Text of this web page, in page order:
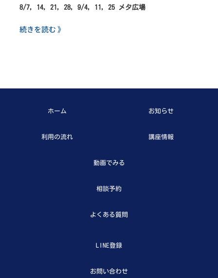
8/7, 14, 21, 28, 9/4, 11, 25 メタ広場
続きを読む 》
ホーム お知らせ
利用の流れ 講座情報
動画でみる
相談予約
よくある質問
LINE登録
お問い合わせ